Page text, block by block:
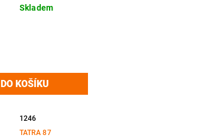
Skladem
1246
TATRA 87